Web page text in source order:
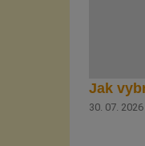
Jak
30. 07. 2026